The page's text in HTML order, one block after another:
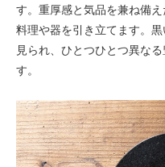
す。重厚感と気品を兼ね備
料理や器を引き立てます。
見られ、ひとつひとつ異な
す。